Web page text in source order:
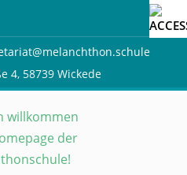
4, 58739 Wickede